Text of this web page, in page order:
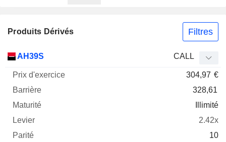
Produits Dérivés Filtres
Mnemo Type
AH39S CALL
304,97 €
328,61
Illimité
2.42x
10